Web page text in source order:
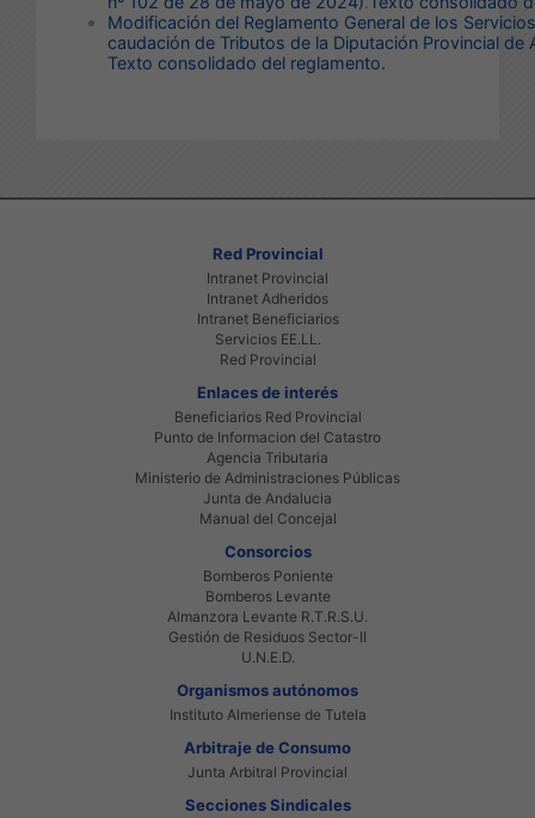
Modificación del Reglamento General de los
caudación de Tributos de la Diputación Provincial de
Texto consolidado del reglamento.
Red Provincial
Intranet Provincial
Intranet Adheridos
Intranet Beneficiarios
Servicios EE.LL.
Red Provincial
Enlaces de interés
Beneficiarios Red Provincial
Punto de Informacion del Catastro
Agencia Tributaria
Ministerio de Administraciones Públicas
Junta de Andalucia
Manual del Concejal
Consorcios
Bomberos Poniente
Bomberos Levante
Almanzora Levante R.T.R.S.U.
Gestión de Residuos Sector-II
U.N.E.D.
Organismos autónomos
Instituto Almeriense de Tutela
Arbitraje de Consumo
Junta Arbitral Provincial
Secciones Sindicales